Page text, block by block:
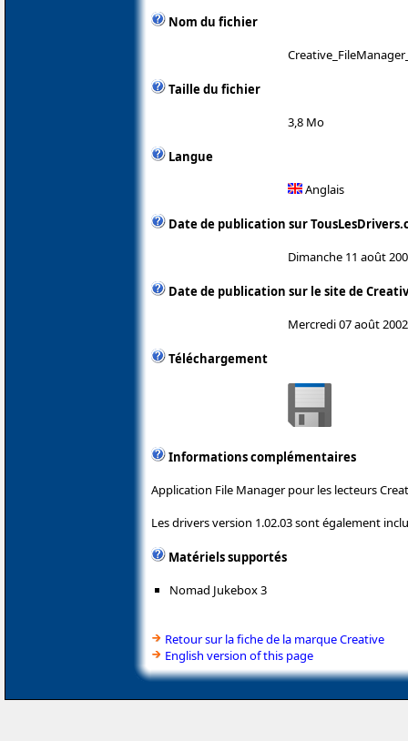
Nom du fichier
Taille du fichier
3,8 Mo
Langue
Anglais
Date de publication sur
Dimanche 11 août
Date de publication sur le site de
Mercredi 07 août 2002
Téléchargement
Informations complémentaires
Application File Manager pour les lecteurs
Les drivers version 1.02.03 sont également
Matériels supportés
Nomad Jukebox 3
Retour sur la fiche de la marque Creative
English version of this page